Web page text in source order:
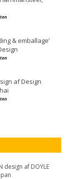
& emballage’
af Design
design af DOYLE